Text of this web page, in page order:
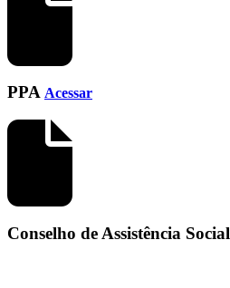
PPA Acessar
Conselho de Assistência Social